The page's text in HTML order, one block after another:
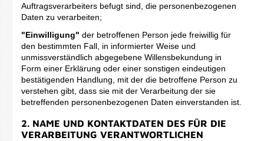
Auftragsverarbeiters befugt sind, die personenbezogenen
Daten zu verarbeiten;
"Einwilligung" der betroffenen Person jede freiwillig für
den bestimmten Fall, in informierter Weise und
unmissverständlich abgegebene Willensbekundung in
Form einer Erklärung oder einer sonstigen eindeutigen
bestätigenden Handlung, mit der die betroffene Person zu
verstehen gibt, dass sie mit der Verarbeitung der sie
betreffenden personenbezogenen Daten einverstanden ist.
2. NAME UND KONTAKTDATEN DES FÜR DIE
VERARBEITUNG VERANTWORTLICHEN